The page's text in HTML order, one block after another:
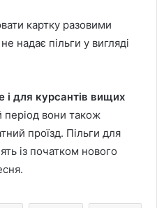
картку разовими
надає пільги у вигляді
і для курсантів вищих
період вони також
проїзд. Пільги для
із початком нового